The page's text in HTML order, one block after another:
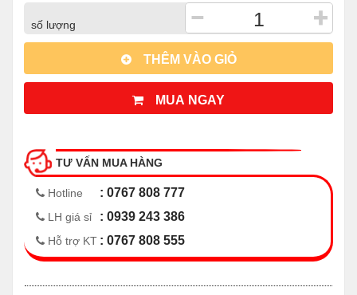
số lượng − +
THÊM VÀO GIỎ
MUA NGAY
TƯ VẤN MUA HÀNG
Hotline : 0767 808 777
LH giá sỉ : 0939 243 386
Hỗ trợ KT : 0767 808 555